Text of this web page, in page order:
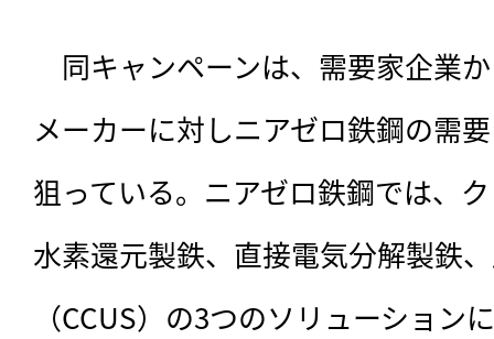
同キャンペーンは、需要家企業
メーカーに対しニアゼロ鉄鋼の需
狙っている。ニアゼロ鉄鋼では、
水素還元製鉄、直接電気分解製鉄
（CCUS）の3つのソリューション